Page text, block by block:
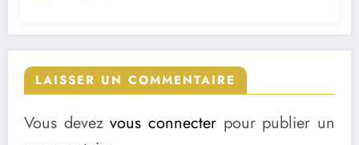
LAISSER UN COMMENTAIRE
Vous devezvous connecter pour publier un